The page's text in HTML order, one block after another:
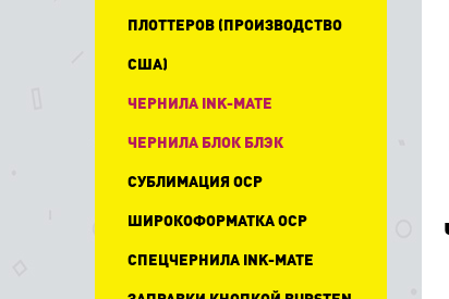
ПЛОТТЕРОВ (ПРОИЗВОДСТВО
США)
ЧЕРНИЛА INK-MATE
ЧЕРНИЛА БЛОК БЛЭК
СУБЛИМАЦИЯ OCP
ШИРОКОФОРМАТКА OCP
СПЕЦЧЕРНИЛА INK-MATE